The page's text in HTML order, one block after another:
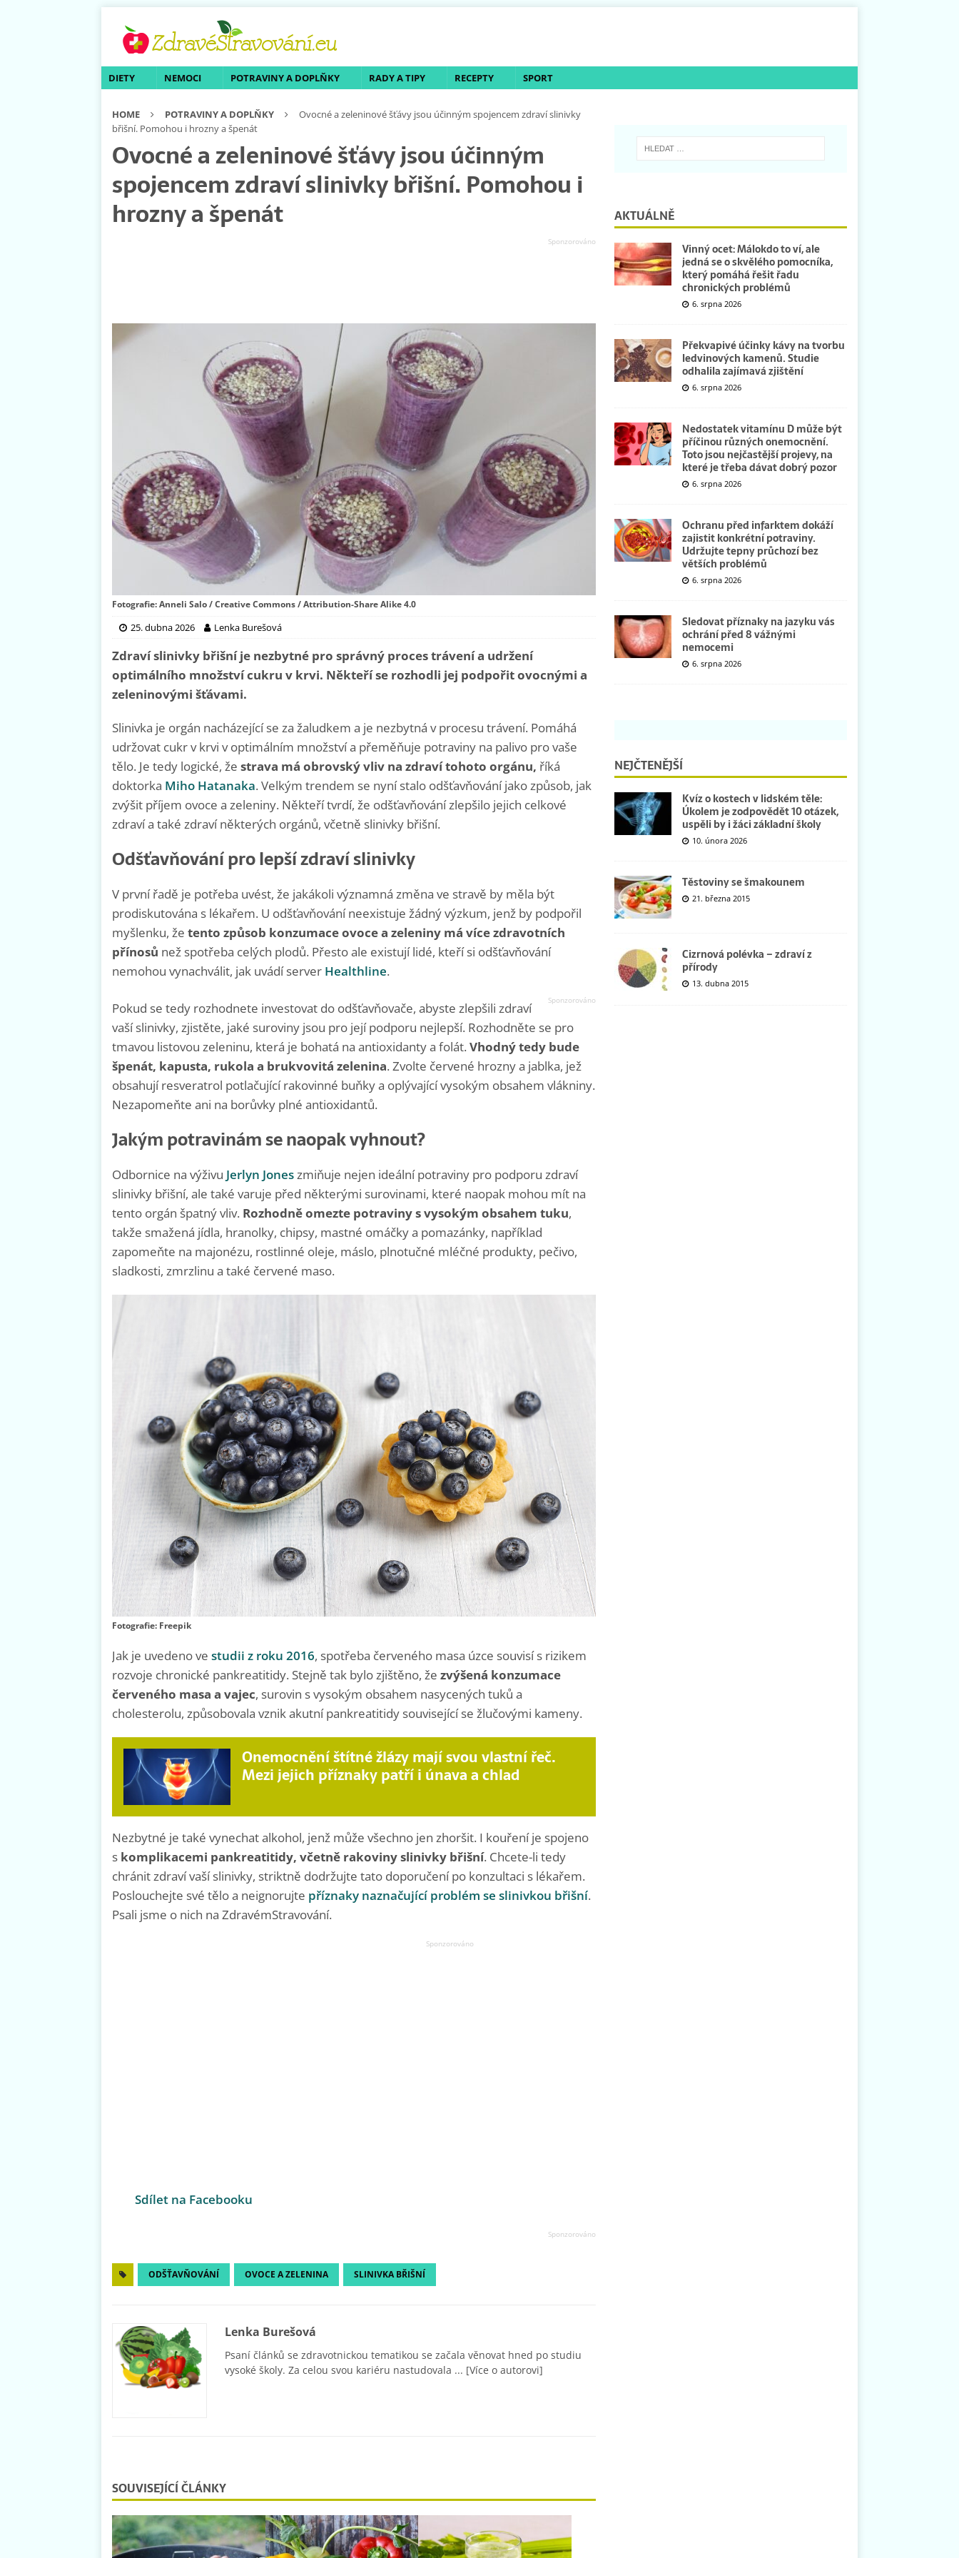
DIETY NEMOCI POTRAVINY A DOPLŇKY RADY A TIPY RECEPTY SPORT
HOME POTRAVINY A DOPLŇKY
Ovocné a zeleninové šťávy jsou účinným spojencem zdraví slinivky
břišní. Pomohou i hrozny a špenát
Ovocné a zeleninové šťávy jsou účinným
spojencem zdraví slinivky břišní. Pomohou i
hrozny a špenát
Fotografie: Anneli Salo / Creative Commons / Attribution-Share Alike 4.0
25. dubna 2026 Lenka Burešová
Zdraví slinivky břišní je nezbytné pro správný proces trávení a udržení
optimálního množství cukru v krvi. Někteří se rozhodli jej podpořit ovocnými a
zeleninovými šťávami.
Slinivka je orgán nacházející se za žaludkem a je nezbytná v procesu trávení. Pomáhá
udržovat cukr v krvi v optimálním množství a přeměňuje potraviny na palivo pro vaše
tělo. Je tedy logické, že strava má obrovský vliv na zdraví tohoto orgánu, říká
doktorka Miho Hatanaka. Velkým trendem se nyní stalo odšťavňování jako způsob, jak
zvýšit příjem ovoce a zeleniny. Někteří tvrdí, že odšťavňování zlepšilo jejich celkové
zdraví a také zdraví některých orgánů, včetně slinivky břišní.
Odšťavňování pro lepší zdraví slinivky
V první řadě je potřeba uvést, že jakákoli významná změna ve stravě by měla být
prodiskutována s lékařem. U odšťavňování neexistuje žádný výzkum, jenž by podpořil
myšlenku, že tento způsob konzumace ovoce a zeleniny má více zdravotních
přínosů než spotřeba celých plodů. Přesto ale existují lidé, kteří si odšťavňování
nemohou vynachválit, jak uvádí server Healthline.
Pokud se tedy rozhodnete investovat do odšťavňovače, abyste zlepšili zdraví
vaší slinivky, zjistěte, jaké suroviny jsou pro její podporu nejlepší. Rozhodněte se pro
tmavou listovou zeleninu, která je bohatá na antioxidanty a folát. Vhodný tedy bude
špenát, kapusta, rukola a brukvovitá zelenina. Zvolte červené hrozny a jablka, jež
obsahují resveratrol potlačující rakovinné buňky a oplývající vysokým obsahem vlákniny.
Nezapomeňte ani na borůvky plné antioxidantů.
Jakým potravinám se naopak vyhnout?
Odbornice na výživu Jerlyn Joneszmiňuje nejen ideální potraviny pro podporu zdraví
slinivky břišní, ale také varuje před některými surovinami, které naopak mohou mít na
tento orgán špatný vliv. Rozhodně omezte potraviny s vysokým obsahem tuku,
takže smažená jídla, hranolky, chipsy, mastné omáčky a pomazánky, například
zapomeňte na majonézu, rostlinné oleje, máslo, plnotučné mléčné produkty, pečivo,
sladkosti, zmrzlinu a také červené maso.
Fotografie: Freepik
Jak je uvedeno ve studii z roku 2016, spotřeba červeného masa úzce souvisí s rizikem
rozvoje chronické pankreatitidy. Stejně tak bylo zjištěno, že zvýšená konzumace
červeného masa a vajec, surovin s vysokým obsahem nasycených tuků a
cholesterolu, způsobovala vznik akutní pankreatitidy související se žlučovými kameny.
Onemocnění štítné žlázy mají svou vlastní řeč.
Mezi jejich příznaky patří i únava a chlad
Nezbytné je také vynechat alkohol, jenž může všechno jen zhoršit. I kouření je spojeno
s komplikacemi pankreatitidy, včetně rakoviny slinivky břišní. Chcete-li tedy
chránit zdraví vaší slinivky, striktně dodržujte tato doporučení po konzultaci s lékařem.
Poslouchejte své tělo a neignorujte příznaky naznačující problém se slinivkou břišní.
Psali jsme o nich na ZdravémStravování.
Sdílet na Facebooku
ODŠŤAVŇOVÁNÍ OVOCE A ZELENINA SLINIVKA BŘIŠNÍ
Lenka Burešová
Psaní článků se zdravotnickou tematikou se začala věnovat hned po studiu
vysoké školy. Za celou svou kariéru nastudovala ... [Více o autorovi]
SOUVISEJÍCÍ ČLÁNKY
AKTUÁLNĚ
Vinný ocet: Málokdo to ví, ale
jedná se o skvělého pomocníka,
který pomáhá řešit řadu
chronických problémů
6. srpna 2026
Překvapivé účinky kávy na tvorbu
ledvinových kamenů. Studie
odhalila zajímavá zjištění
6. srpna 2026
Nedostatek vitamínu D může být
příčinou různých onemocnění.
Toto jsou nejčastější projevy, na
které je třeba dávat dobrý pozor
6. srpna 2026
Ochranu před infarktem dokáží
zajistit konkrétní potraviny.
Udržujte tepny průchozí bez
větších problémů
6. srpna 2026
Sledovat příznaky na jazyku vás
ochrání před 8 vážnými
nemocemi
6. srpna 2026
NEJČTENĚJŠÍ
Kvíz o kostech v lidském těle:
Úkolem je zodpovědět 10 otázek,
uspěli by i žáci základní školy
10. února 2026
Těstoviny se šmakounem
21. března 2015
Cizrnová polévka – zdraví z
přírody
13. dubna 2015